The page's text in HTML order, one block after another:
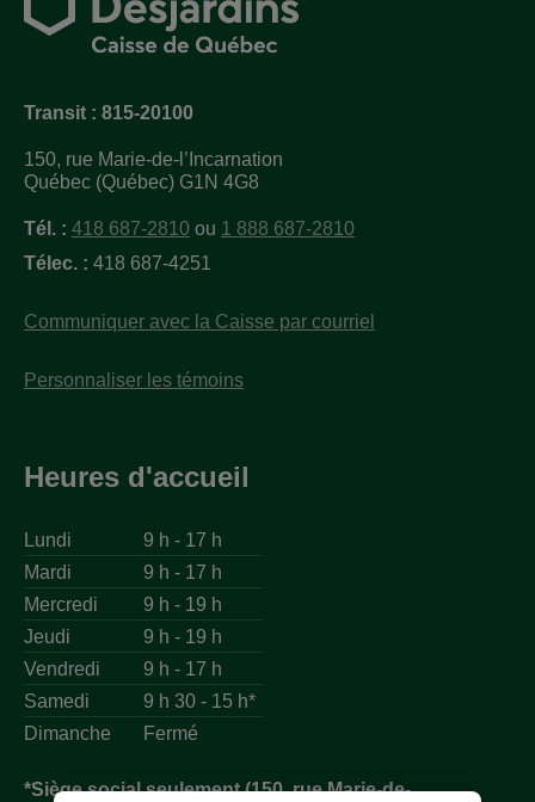
Transit : 815-20100
150, rue Marie-de-l’Incarnation
Québec (Québec) G1N 4G8
Tél. : 418 687-2810 ou 1 888 687-2810
Télec. : 418 687-4251
Communiquer avec la Caisse par courriel
Personnaliser les témoins
Heures d'accueil
Lundi
9 h - 17 h
Mardi
9 h - 17 h
Mercredi
9 h - 19 h
Jeudi
9 h - 19 h
Vendredi
9 h - 17 h
Samedi
9 h 30 - 15 h*
Dimanche
Fermé
*Siège social seulement (150, rue Marie-de-